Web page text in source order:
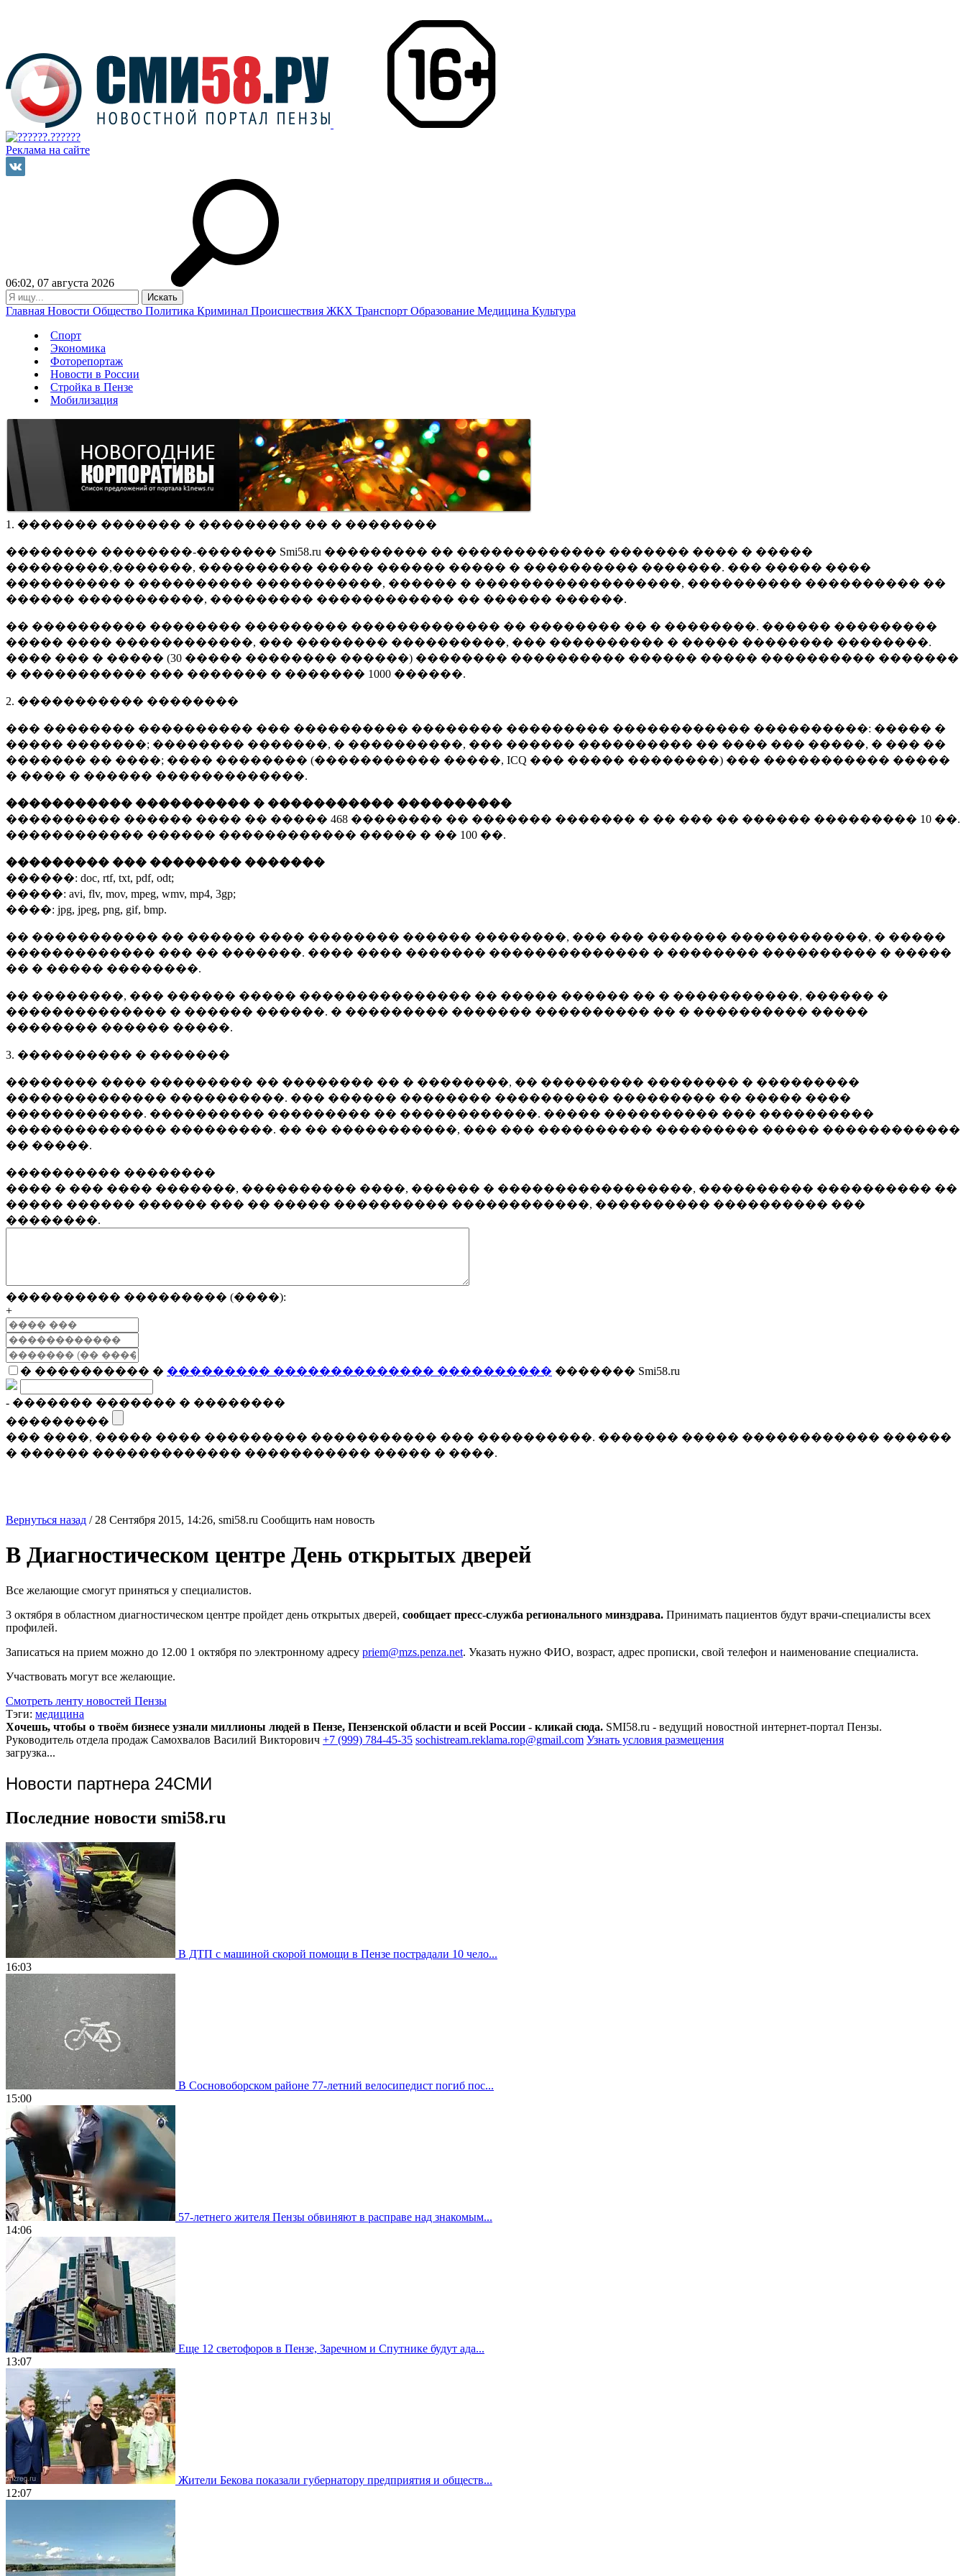
Реклама на сайте
06:02, 07 августа 2026
Главная Новости Общество Политика Криминал Происшествия ЖКХ Транспорт Образование Медицина Культура
Спорт
Экономика
Фоторепортаж
Новости в России
Стройка в Пензе
Мобилизация
1. ������� ������� � ��������� �� � ��������
�������� ��������-������� Smi58.ru ��������� �� ������������� ������� ���� � �����
���������,�������, ���������� ����� ������ ����� � ���������� �������. ��� ����� ����
���������� � ���������� �����������, ������ � ������������������, ���������� ���������� ��
������ �����������, ��������� ������������ �� ������ ������.
�� ���������� �������� ��������� ������������� �� �������� �� � ��������. ������ ���������
����� ���� ������������, ��� �������� ����������, ��� ���������� � ����� �������� ��������.
���� ��� � ����� (30 ����� �������� ������) �������� ���������� ������ ����� ���������� �������
� ����������� ��� ������� � ������� 1000 ������.
2. ����������� ��������
��� �������� ���������� ��� ���������� �������� ��������� ������������ ����������: ����� �
����� �������; �������� �������, � ����������, ��� ������ ���������� �� ���� ��� �����, � ��� ��
������� �� ����; ���� �������� (����������� �����, ICQ ��� ����� ��������) ��� ����������� �����
� ���� � ������ �������������.
����������� ���������� � ����������� ����������
���������� ������ ���� �� ����� 468 �������� �� ������� ������� � �� ��� �� ������ ��������� 10 ��.
������������ ������ ������������ ����� � �� 100 ��.
��������� ��� �������� �������
������: doc, rtf, txt, pdf, odt;
�����: avi, flv, mov, mpeg, wmv, mp4, 3gp;
����: jpg, jpeg, png, gif, bmp.
�� ����������� �� ������ ���� �������� ������ ��������, ��� ��� ������� ������������, � �����
������������� ��� �� �������. ���� ���� ������� �������������� � �������� ���������� � �����
�� � ����� ��������.
�� ��������, ��� ������ ����� ��������������� �� ����� ������ �� � �����������, ������ �
�������������� � ������ ������. � ��������� ������� ���������� �� � ���������� �����
�������� ������ �����.
3. ���������� � �������
�������� ���� ��������� �� �������� �� � ��������, �� ��������� �������� � ���������
�������������� ����������. ��� ������ �������� ���������� ��������� �� ����� ����
������������. ���������� ��������� �� ������������. ����� ���������� ��� ����������
�������������� ���������. �� �� �����������, ��� ��� ���������� ��������� ����� ������������
�� �����.
���������� ��������
���� � ��� ���� �������, ���������� ����, ������ � �����������������, ���������� ���������� ��
����� ������ ������ ��� �� ����� ���������� ������������, ���������� ���������� ���
��������.
���������� ��������� (����):
+
� ���������� � ��������� �������������� ���������� ������� Smi58.ru
- ������� ������� � ��������
���������
��� ����, ����� ���� ��������� ����������� ��� ����������. ������� ����� ������������ ������
� ������ ������������� ����������� ����� � ����.
Вернуться назад / 28 Сентября 2015, 14:26, smi58.ru Сообщить нам новость
В Диагностическом центре День открытых дверей
Все желающие смогут приняться у специалистов.
3 октября в областном диагностическом центре пройдет день открытых дверей, сообщает пресс-служба регионального минздрава. Принимать пациентов будут врачи-специалисты всех
профилей.
Записаться на прием можно до 12.00 1 октября по электронному адресу priem@mzs.penza.net. Указать нужно ФИО, возраст, адрес прописки, свой телефон и наименование специалиста.
Участвовать могут все желающие.
Смотреть ленту новостей Пензы
Тэги: медицина
Хочешь, чтобы о твоём бизнесе узнали миллионы людей в Пензе, Пензенской области и всей России - кликай сюда. SMI58.ru - ведущий новостной интернет-портал Пензы.
Руководитель отдела продаж Самохвалов Василий Викторович +7 (999) 784-45-35 sochistream.reklama.rop@gmail.com Узнать условия размещения
загрузка...
Новости партнера 24СМИ
Последние новости smi58.ru
В ДТП с машиной скорой помощи в Пензе пострадали 10 чело...
16:03
В Сосновоборском районе 77-летний велосипедист погиб пос...
15:00
57-летнего жителя Пензы обвиняют в расправе над знакомым...
14:06
Еще 12 светофоров в Пензе, Заречном и Спутнике будут ада...
13:07
Жители Бекова показали губернатору предприятия и обществ...
12:07